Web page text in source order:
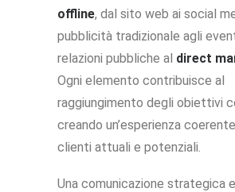
offline, dal sito web ai social
pubblicità tradizionale agli
relazioni pubbliche al direct
Ogni elemento contribuisce al
raggiungimento degli obiettivi
creando un’esperienza
clienti attuali e potenziali.
Una comunicazione strategica